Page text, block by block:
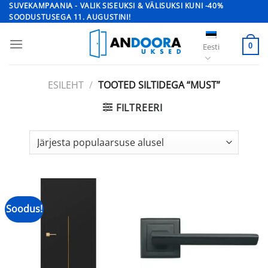
Skip
to
SUVEKAMPAANIA - VALIK SISEUKSI & VÄLISUKSI KUNI -40%
SOODUSTUSEGA 11. AUGUSTINI!
Eesti 0
ESILEHT / TOOTED SILTIDEGA “MUST”
FILTREERI
Soodus!